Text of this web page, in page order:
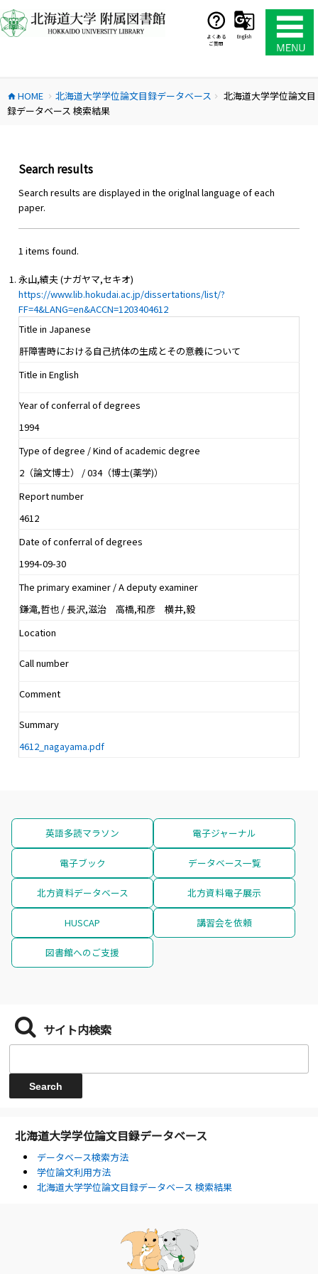
ン
テ
ス
キ
よくある
ご質問
English
home HOME chevron_right 北海道大学学位論文目録データベース chevron_right
北海道大学学位論文目
録データベース 検索結果
Search results
Search results are displayed in the origlnal language of each
paper.
1 items found.
永山,績夫 (ナガヤマ,セキオ)
https://www.lib.hokudai.ac.jp/dissertations/list/?
FF=4&LANG=en&ACCN=1203404612
Title in Japanese
肝障害時における自己抗体の生成とその意義について
Title in English
Year of conferral of degrees
1994
Type of degree / Kind of academic degree
2（論文博士） / 034（博士(薬学)）
Report number
4612
Date of conferral of degrees
1994-09-30
The primary examiner / A deputy examiner
鎌滝,哲也 / 長沢,滋治 高橋,和彦 横井,毅
Location
Call number
Comment
Summary
4612_nagayama.pdf
英語多読マラソン 電子ジャーナル
電子ブック データベース一覧
北方資料データベース 北方資料電子展示
HUSCAP 講習会を依頼
図書館へのご支援
サイト内検索
北海道大学学位論文目録データベース
データベース検索方法
学位論文利用方法
北海道大学学位論文目録データベース 検索結果